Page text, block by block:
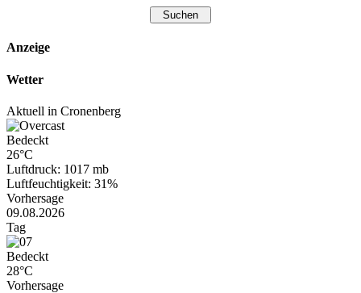
Anzeige
Wetter
Aktuell in Cronenberg
Bedeckt
26°C
Luftdruck: 1017 mb
Luftfeuchtigkeit: 31%
Vorhersage
09.08.2026
Tag
Bedeckt
28°C
Vorhersage